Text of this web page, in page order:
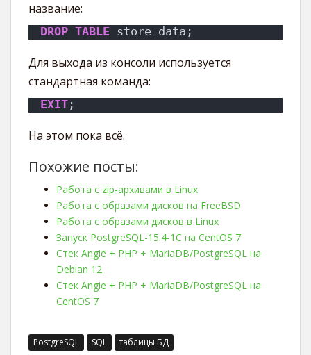
название:
DROP TABLE store_data;
Для выхода из консоли используется
стандартная команда:
EXIT ;
На этом пока всё.
Похожие посты:
Работа с zip-архивами в Linux
Работа с образами дисков на FreeBSD
Работа с образами дисков в Linux
Запуск PostgreSQL-15.4-1C на CentOS 7
Стек Angie + PHP + MariaDB/PostgreSQL на
Debian 12
Стек Angie + PHP + MariaDB/PostgreSQL на
CentOS 7
PostgreSQL SQL таблицы БД